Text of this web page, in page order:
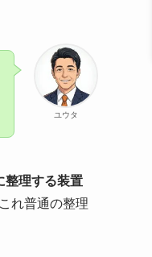
ユウタ
整理する装置
れ普通の整理